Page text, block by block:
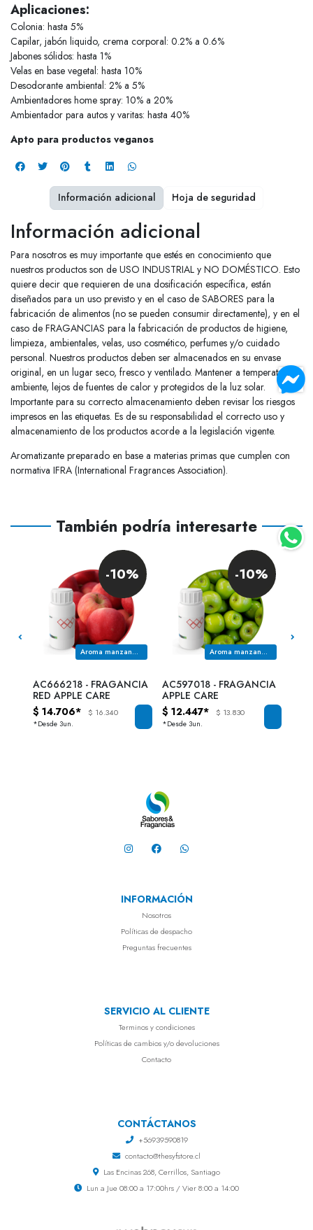
Aplicaciones:
Colonia: hasta 5%
Capilar, jabón liquido, crema corporal: 0.2% a 0.6%
Jabones sólidos: hasta 1%
Velas en base vegetal: hasta 10%
Desodorante ambiental: 2% a 5%
Ambientadores home spray: 10% a 20%
Ambientador para autos y varitas: hasta 40%
Apto para productos veganos
Información adicional
Para nosotros es muy importante que estés en conocimiento que
nuestros productos son de USO INDUSTRIAL y NO DOMÉSTICO. Esto
quiere decir que requieren de una dosificación específica, están
diseñados para un uso previsto y en el caso de SABORES para la
fabricación de alimentos (no se pueden consumir directamente), y en el
caso de FRAGANCIAS para la fabricación de productos de higiene,
limpieza, ambientales, velas, uso cosmético, perfumes y/o cuidado
personal. Nuestros productos deben ser almacenados en su envase
original, en un lugar seco, fresco y ventilado. Mantener a temperatura
ambiente, lejos de fuentes de calor y protegidos de la luz solar.
Importante para su correcto almacenamiento deben revisar los riesgos
impresos en las etiquetas. Es de su responsabilidad el correcto uso y
almacenamiento de los productos acorde a la legislación vigente.
Aromatizante preparado en base a materias primas que cumplen con
normativa IFRA (International Fragrances Association).
Información adicional Hoja de seguridad
También podría interesarte
-10%
Aroma manzana roja
AC666218 - FRAGANCIA
RED APPLE CARE
$ 14.706*
$ 16.340
*Desde 3un.
-10%
Aroma manzana verde
AC597018 - FRAGANCIA
APPLE CARE
$ 12.447*
$ 13.830
*Desde 3un.
INFORMACIÓN
Nosotros
Políticas de despacho
Preguntas frecuentes
SERVICIO AL CLIENTE
Terminos y condiciones
Políticas de cambios y/o devoluciones
Contacto
CONTÁCTANOS
+56939590819
contacto@thesyfstore.cl
Las Encinas 268, Cerrillos, Santiago
Lun a Jue 08:00 a 17:00hrs / Vier 8:00 a 14:00